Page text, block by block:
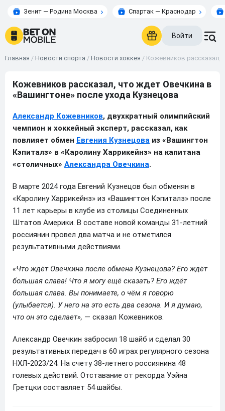
Зенит — Родина Москва Спартак — Краснодар
Войти
Главная / Новости спорта / Новости хоккея / Кожевников рассказал,
Кожевников рассказал, что ждет Овечкина в
«Вашингтоне» после ухода Кузнецова
Александр Кожевников, двухкратный олимпийский
чемпион и хоккейный эксперт, рассказал, как
повлияет обмен Евгения Кузнецова из «Вашингтон
Кэпиталз» в «Каролину Харрикейнз» на капитана
«столичных» Александра Овечкина.
В марте 2024 года Евгений Кузнецов был обменян в
«Каролину Харрикейнз» из «Вашингтон Кэпиталз» после
11 лет карьеры в клубе из столицы Соединенных
Штатов Америки. В составе новой команды 31-летний
россиянин провел два матча и не отметился
результативными действиями.
«Что ждёт Овечкина после обмена Кузнецова? Его ждёт
большая слава! Что я могу ещё сказать? Его ждёт
большая слава. Вы понимаете, о чём я говорю
(улыбается). У него на это есть два сезона. И я думаю,
что он это сделает», — сказал Кожевников.
Александр Овечкин забросил 18 шайб и сделал 30
результативных передач в 60 играх регулярного сезона
НХЛ-2023/24. На счету 38-летнего россиянина 48
голевых действий. Отставание от рекорда Уэйна
Гретцки составляет 54 шайбы.